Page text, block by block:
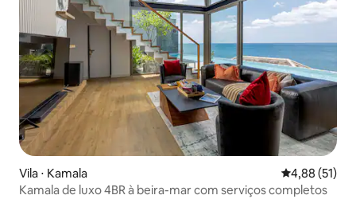
Vila ⋅ Kamala 4,88 de uma
4,88 (51)
Kamala de luxo 4BR à beira-mar com serviços completos